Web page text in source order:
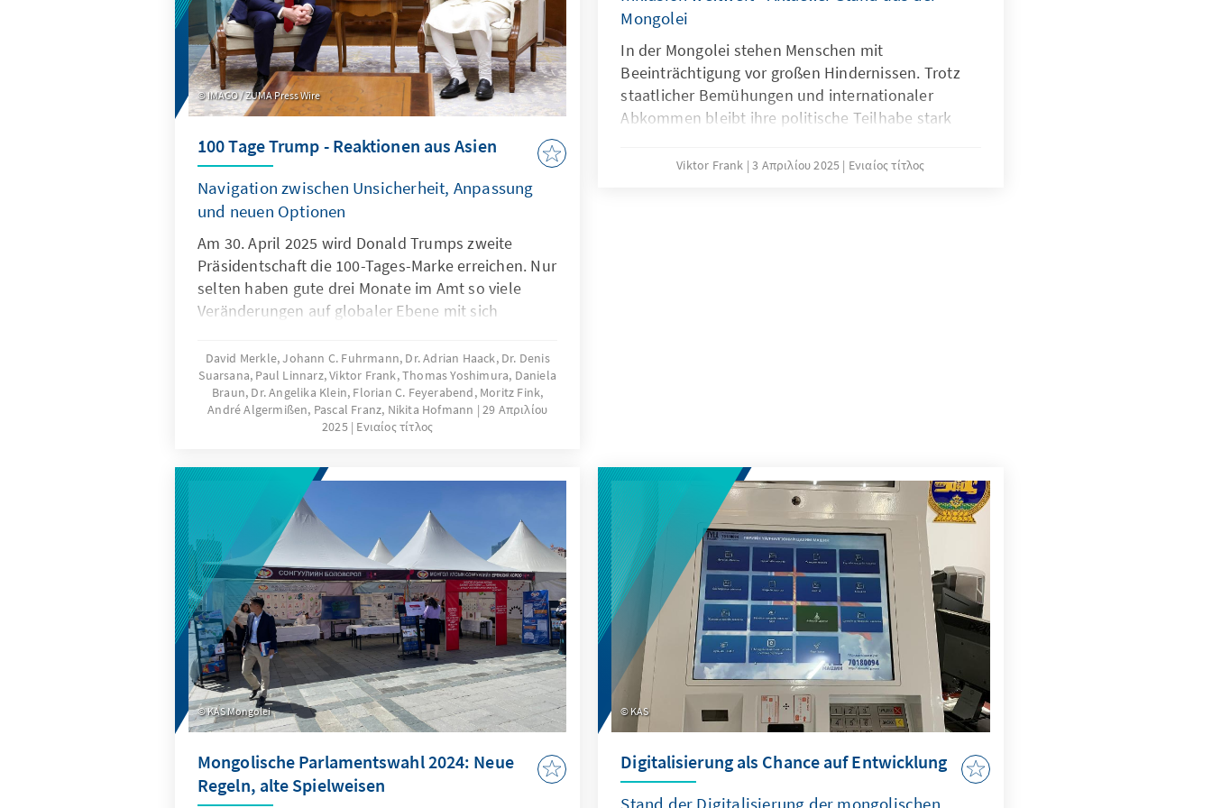
Kasachstan“ selbst reformbedürftig zu sein. Die
aktuellen Reformbestrebungen basieren formal auf
den Verfassungsänderungen von 2022,
unterscheiden sich jedoch in ihrem politischen
Schwerpunkt. Während die damaligen Reformen
Vertrauenskrise konzipiert wurden, liegt der Fokus
heute auf Regierungsführung, politischer Kontrolle
und langfristiger Stabilität.[ii]
Regierungen.
IMAGO / ZUMA Press Wire
100 Tage Trump - Reaktionen aus Asien
Navigation zwischen Unsicherheit, Anpassung
und neuen Optionen
Am 30. April 2025 wird Donald Trumps zweite
Präsidentschaft die 100-Tages-Marke erreichen. Nur
selten haben gute drei Monate im Amt so viele
Veränderungen auf globaler Ebene mit sich
Dringlichkeit reagieren Länder auf der ganzen Welt
auf diese Veränderungen. Dies hat auch Folgen für
Deutschland und die Europäische Union. Die
Auslandsmitarbeiter der Konrad-Adenauer-Stiftung
welche Strategien in der Region gewählt werden,
um der veränderten Situation zu begegnen. Wie
bewerten diese Länder die neue US-Regierung
unter Präsident Trump? Welche Konsequenzen
ziehen sie daraus für ihre wirtschaftlichen sowie
außen- und sicherheitspolitischen Beziehungen zu
den USA?
David Merkle, Johann C. Fuhrmann, Dr. Adrian Haack, Dr. Denis
Suarsana, Paul Linnarz, Viktor Frank, Thomas Yoshimura, Daniela
Braun, Dr. Angelika Klein, Florian C. Feyerabend, Moritz Fink,
André Algermißen, Pascal Franz, Nikita Hofmann
29 Απριλίου
2025 Ενιαίος τίτλος
Mongolei
In der Mongolei stehen Menschen mit
Beeinträchtigung vor großen Hindernissen. Trotz
staatlicher Bemühungen und internationaler
Abkommen bleibt ihre politische Teilhabe stark
fehlende Unterstützung und Vorurteile erschweren
Viktor Frank 3 Απριλίου 2025 Ενιαίος τίτλος
KAS Mongolei
Mongolische Parlamentswahl 2024: Neue
Regeln, alte Spielweisen
KAS
Digitalisierung als Chance auf Entwicklung